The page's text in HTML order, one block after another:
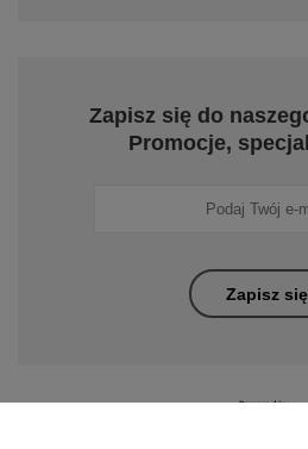
Zapisz się do
Promocje,
Zapisz się